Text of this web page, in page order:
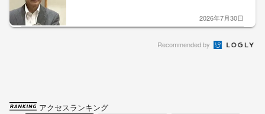
2026年7月30日
Recommended by
アクセスランキング